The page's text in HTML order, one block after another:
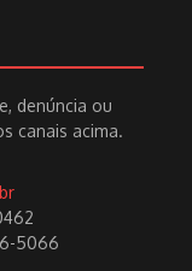
denúncia ou
canais acima.
5066